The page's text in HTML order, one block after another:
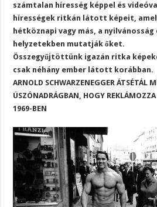
számtalan híresség képpel és
hírességek ritkán látott képeit,
hétköznapi vagy más, a
helyzetekben mutatják őket.
Összegyűjtöttünk igazán ritka
csak néhány ember látott korábban.
ARNOLD SCHWARZENEGGER ÁTSÉTÁL
ÚSZÓNADRÁGBAN, HOGY
1969-BEN